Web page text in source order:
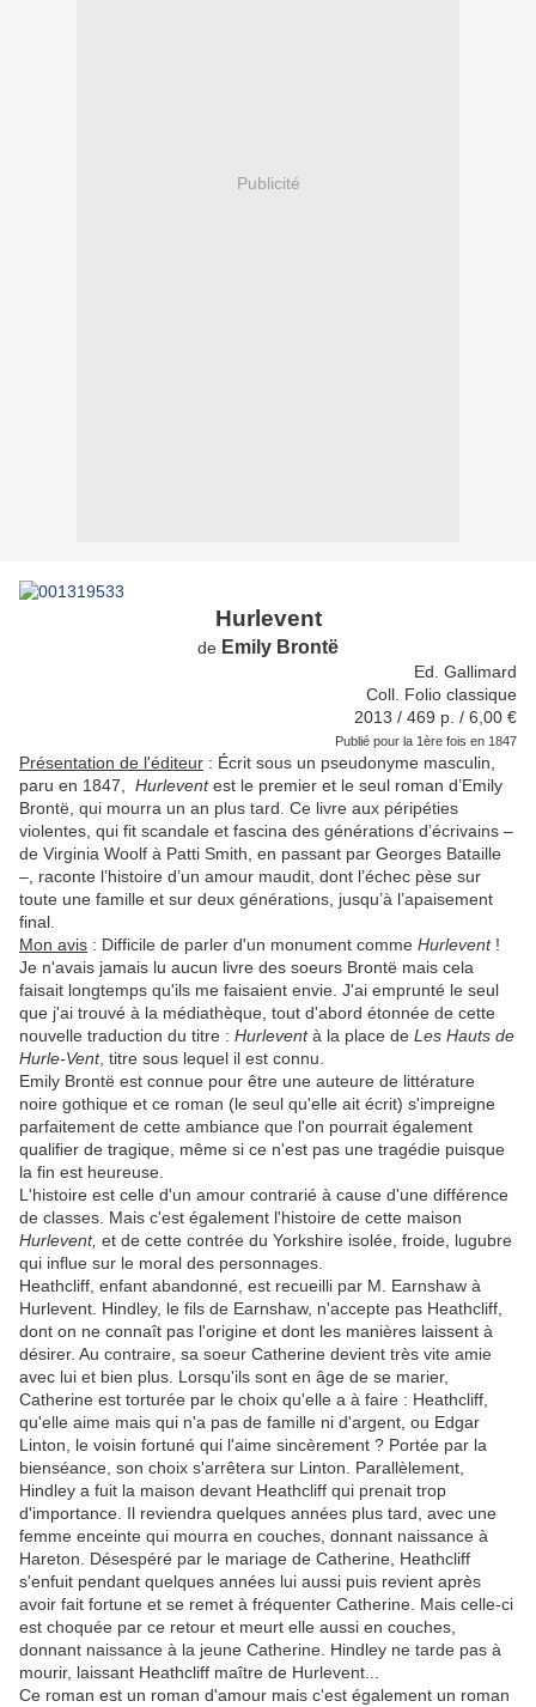
Publicité
Hurlevent
de Emily Brontë
Ed. Gallimard
Coll. Folio classique
2013 / 469 p. / 6,00 €
Publié pour la 1ère fois en 1847
Présentation de l'éditeur : Écrit sous un pseudonyme masculin,
paru en 1847, Hurleventest le premier et le seul roman d’Emily
Brontë, qui mourra un an plus tard. Ce livre aux péripéties
violentes, qui fit scandale et fascina des générations d’écrivains –
de Virginia Woolf à Patti Smith, en passant par Georges Bataille
–, raconte l’histoire d’un amour maudit, dont l’échec pèse sur
toute une famille et sur deux générations, jusqu’à l’apaisement
final.
Mon avis : Difficile de parler d'un monument comme Hurlevent!
Je n'avais jamais lu aucun livre des soeurs Brontë mais cela
faisait longtemps qu'ils me faisaient envie. J'ai emprunté le seul
que j'ai trouvé à la médiathèque, tout d'abord étonnée de cette
nouvelle traduction du titre : Hurleventà la place de Les Hauts de
Hurle-Vent, titre sous lequel il est connu.
Emily Brontë est connue pour être une auteure de littérature
noire gothique et ce roman (le seul qu'elle ait écrit) s'impreigne
parfaitement de cette ambiance que l'on pourrait également
qualifier de tragique, même si ce n'est pas une tragédie puisque
la fin est heureuse.
L'histoire est celle d'un amour contrarié à cause d'une différence
de classes. Mais c'est également l'histoire de cette maison
Hurlevent, et de cette contrée du Yorkshire isolée, froide, lugubre
qui influe sur le moral des personnages.
Heathcliff, enfant abandonné, est recueilli par M. Earnshaw à
Hurlevent. Hindley, le fils de Earnshaw, n'accepte pas Heathcliff,
dont on ne connaît pas l'origine et dont les manières laissent à
désirer. Au contraire, sa soeur Catherine devient très vite amie
avec lui et bien plus. Lorsqu'ils sont en âge de se marier,
Catherine est torturée par le choix qu'elle a à faire : Heathcliff,
qu'elle aime mais qui n'a pas de famille ni d'argent, ou Edgar
Linton, le voisin fortuné qui l'aime sincèrement ? Portée par la
bienséance, son choix s'arrêtera sur Linton. Parallèlement,
Hindley a fuit la maison devant Heathcliff qui prenait trop
d'importance. Il reviendra quelques années plus tard, avec une
femme enceinte qui mourra en couches, donnant naissance à
Hareton. Désespéré par le mariage de Catherine, Heathcliff
s'enfuit pendant quelques années lui aussi puis revient après
avoir fait fortune et se remet à fréquenter Catherine. Mais celle-ci
est choquée par ce retour et meurt elle aussi en couches,
donnant naissance à la jeune Catherine. Hindley ne tarde pas à
mourir, laissant Heathcliff maître de Hurlevent...
Ce roman est un roman d'amour mais c'est également un roman